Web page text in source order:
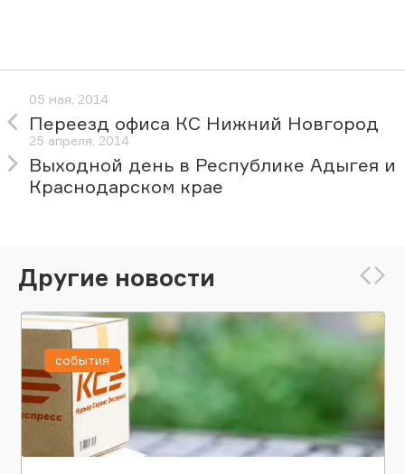
05 мая, 2014
Переезд офиса КС Нижний Новгород
25 апреля, 2014
Выходной день в Республике Адыгея и
Краснодарском крае
Другие новости
события